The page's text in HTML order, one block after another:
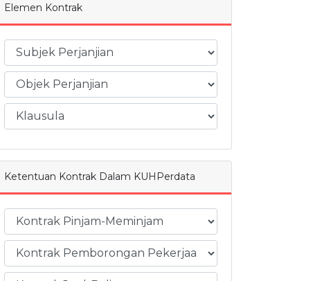
Elemen Kontrak
Ketentuan Kontrak Dalam KUHPerdata